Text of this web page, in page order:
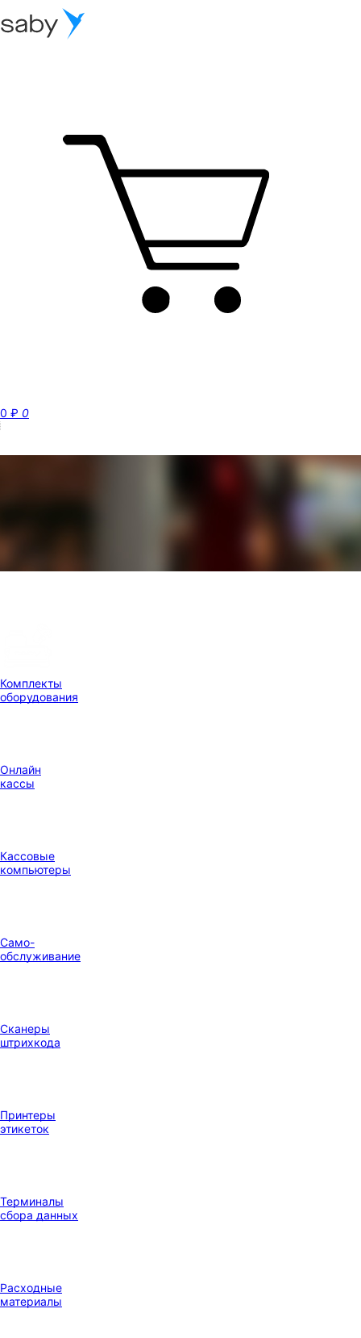
0 ₽ 0
Комплекты
оборудования
Онлайн
кассы
Кассовые
компьютеры
Само-
обслуживание
Сканеры
штрихкода
Принтеры
этикеток
Терминалы
сбора данных
Расходные
материалы